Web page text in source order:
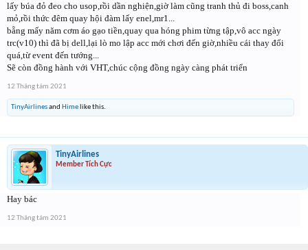
lấy búa đỏ đeo cho usop,rồi dần nghiện,giờ làm cũng tranh thủ đi boss,canh
mỏ,rồi thức đêm quay hội đàm lấy enel,mr1...
bẵng mấy năm cơm áo gạo tiền,quay qua hóng phim từng tập,vô acc ngày
trc(v10) thì đã bị dell,lại lò mo lập acc mới chơi đến giờ,nhiều cái thay đổi
quá,từ event đến tướng...
Sẽ còn đồng hành với VHT,chúc cộng đồng ngày càng phát triển
12 Tháng tám 2021
TinyAirlinesand Hime like this.
TinyAirlines
Member Tích Cực
Hay bác
12 Tháng tám 2021